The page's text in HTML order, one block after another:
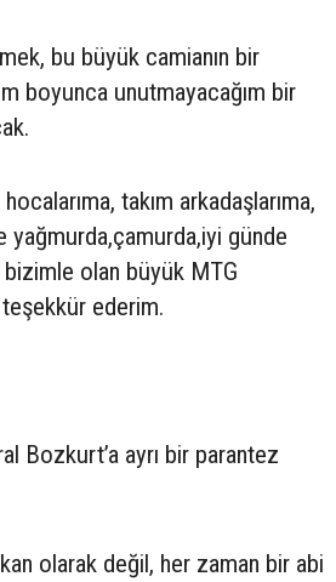
bu büyük camianın bir
boyunca unutmayacağım bir
takım arkadaşlarıma,
yağmurda,çamurda,iyi günde
olan büyük MTG
ederim.
Bozkurt’a ayrı bir parantez
olarak değil, her zaman bir abi